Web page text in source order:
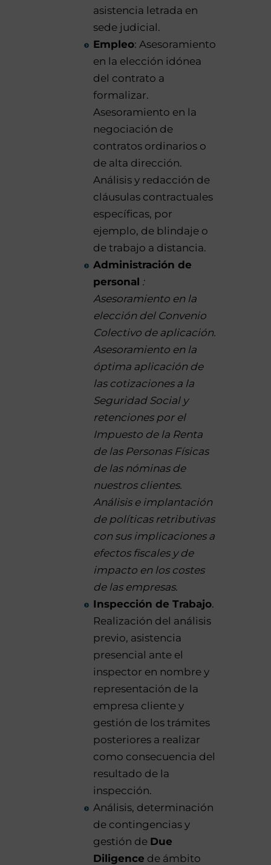
asistencia letrada en
sede judicial.
Empleo: Asesoramiento
en la elección idónea
del contrato a
formalizar.
Asesoramiento en la
negociación de
contratos ordinarios o
de alta dirección.
Análisis y redacción de
cláusulas contractuales
específicas, por
ejemplo, de blindaje o
de trabajo a distancia.
Administración de
personal :
Asesoramiento en la
elección del Convenio
Colectivo de aplicación.
Asesoramiento en la
óptima aplicación de
las cotizaciones a la
Seguridad Social y
retenciones por el
Impuesto de la Renta
de las Personas Físicas
de las nóminas de
nuestros clientes.
Análisis e implantación
de políticas retributivas
con sus implicaciones a
efectos fiscales y de
impacto en los costes
de las empresas.
Inspección de Trabajo.
Realización del análisis
previo, asistencia
presencial ante el
inspector en nombre y
representación de la
empresa cliente y
gestión de los trámites
posteriores a realizar
como consecuencia del
resultado de la
inspección.
Análisis, determinación
de contingencias y
gestión de Due
Diligence de ámbito